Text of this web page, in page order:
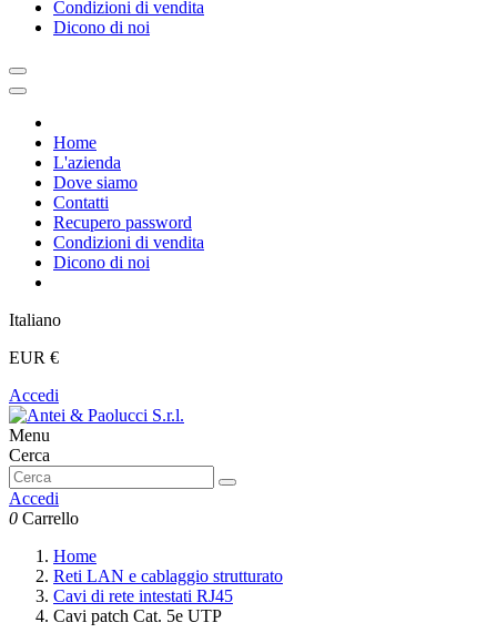
Condizioni di vendita
Dicono di noi
Home
L'azienda
Dove siamo
Contatti
Recupero password
Condizioni di vendita
Dicono di noi
Italiano
EUR €
Accedi
Menu
Cerca
Accedi
0 Carrello
Home
Reti LAN e cablaggio strutturato
Cavi di rete intestati RJ45
Cavi patch Cat. 5e UTP